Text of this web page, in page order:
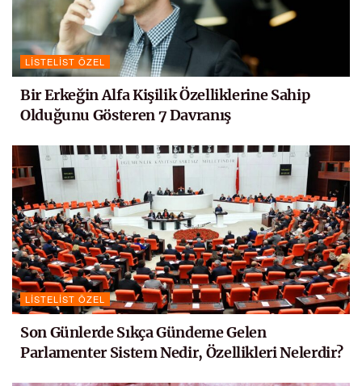
LISTELIST ÖZEL
Bir Erkeğin Alfa Kişilik Özelliklerine Sahip
Olduğunu Gösteren 7 Davranış
LISTELIST ÖZEL
Son Günlerde Sıkça Gündeme Gelen
Parlamenter Sistem Nedir, Özellikleri Nelerdir?